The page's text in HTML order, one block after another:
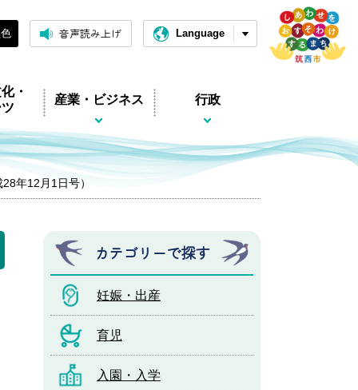
音声読み上げ Language
・
産業・ビジネス 行政
年12月1日号）
カテゴリーで探す
妊娠・出産
育児
入園・入学